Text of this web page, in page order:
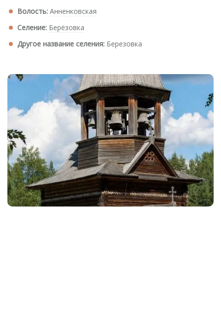
Волость: Анненковская
Селение: Берёзовка
Другое название селения: Березовка